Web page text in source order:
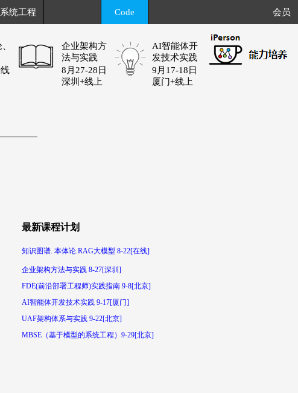
统工程 Code 会员
企业架构方
法与实践
8月27-28日
深圳+线上
AI智能体开
发技术实践
9月17-18日
厦门+线上
最新课程计划
知识图谱. 本体论.RAG大模型 8-22[在线]
企业架构方法与实践 8-27[深圳]
FDE(前沿部署工程师)实践指南 9-8[北京]
AI智能体开发技术实践 9-17[厦门]
UAF架构体系与实践 9-22[北京]
MBSE（基于模型的系统工程）9-29[北京]